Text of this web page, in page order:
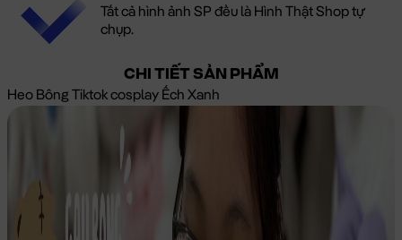
Tất cả hình ảnh SP đều là Hình Thật Shop tự
chụp.
CHI TIẾT SẢN PHẨM
Heo Bông Tiktok cosplay Ếch Xanh